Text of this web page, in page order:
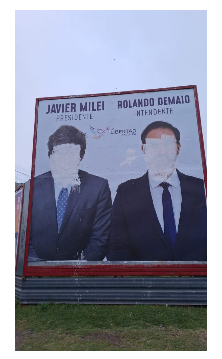
General
Espectáculos
Policiales
Cartelera
Fotos
Familia
Clasificados
Fúnebres